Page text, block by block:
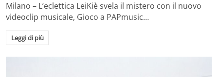
Milano – L’eclettica LeiKiè svela il mistero con il nuovo
videoclip musicale, Gioco a PAPmusic…
Leggi di più